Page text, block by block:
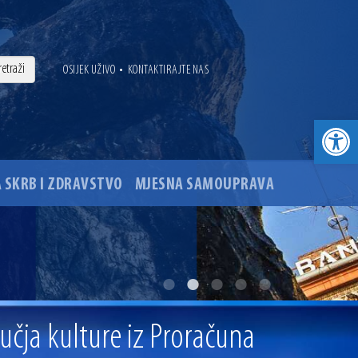
OSIJEK UŽIVO • KONTAKTIRAJTE NAS
SKRB I ZDRAVSTVO MJESNA SAMOUPRAVA
glavnog osječkog Trga Ante Starčevića
kulture iz Proračuna